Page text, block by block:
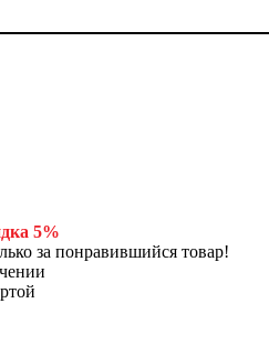
5%
за понравившийся товар!